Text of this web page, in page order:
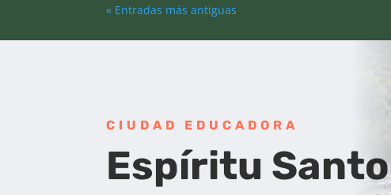
« Entradas más antiguas
CIUDAD EDUCADORA
Espíritu Santo